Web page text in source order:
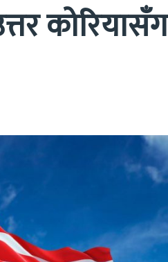
कोरियासँग